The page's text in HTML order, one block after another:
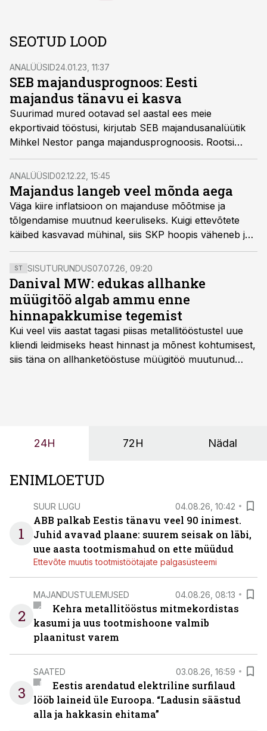
SEOTUD LOOD
ANALÜÜSID24.01.23, 11:37
SEB majandusprognoos: Eesti
majandus tänavu ei kasva
Suurimad mured ootavad sel aastal ees meie
ekportivaid tööstusi, kirjutab SEB majandusanalüütik
Mihkel Nestor panga majandusprognoosis. Rootsi
elamuehituse mahu sügav langus vähendab oluliselt
nõudlust meie puitmajade ja mööbli järele.
ANALÜÜSID02.12.22, 15:45
Majandus langeb veel mõnda aega
Väga kiire inflatsioon on majanduse mõõtmise ja
tõlgendamise muutnud keeruliseks. Kuigi ettevõtete
käibed kasvavad mühinal, siis SKP hoopis väheneb ja
seda ka järgnevatel kvartalitel, kirjutab SEB Panga
majandusanalüütik Mihkel Nestor.
ST SISUTURUNDUS07.07.26, 09:20
Danival MW: edukas allhanke
müügitöö algab ammu enne
hinnapakkumise tegemist
Kui veel viis aastat tagasi piisas metallitööstustel uue
kliendi leidmiseks heast hinnast ja mõnest kohtumisest,
siis täna on allhanketööstuse müügitöö muutunud
24H 72H Nädal
ENIMLOETUD
1
SUUR LUGU 04.08.26, 10:42
ABB palkab Eestis tänavu veel 90 inimest.
Juhid avavad plaane: suurem seisak on läbi,
uue aasta tootmismahud on ette müüdud
Ettevõte muutis tootmistöötajate palgasüsteemi
2
MAJANDUSTULEMUSED 04.08.26, 08:13
Kehra metallitööstus mitmekordistas
kasumi ja uus tootmishoone valmib
plaanitust varem
3
SAATED 03.08.26, 16:59
Eestis arendatud elektriline surfilaud
lööb laineid üle Euroopa. “Ladusin säästud
alla ja hakkasin ehitama”